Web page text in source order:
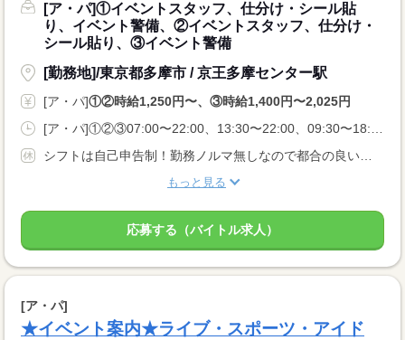
[ア・パ]①イベントスタッフ、仕分け・シール貼
り、イベント警備、②イベントスタッフ、仕分け・
シール貼り、③イベント警備
[勤務地]/東京都多摩市 / 京王多摩センター駅
[ア・パ]①②時給1,250円〜、③時給1,400円〜2,025円
[ア・パ]①②③07:00〜22:00、13:30〜22:00、09:30〜18:00
シフトは自己申告制！勤務ノルマ無しなので都合の良い日に勤務ができます！休日設定も自由！
もっと見る
応募する（バイトル求人）
[ア・パ]
★イベント案内★ライブ・スポーツ・アイド